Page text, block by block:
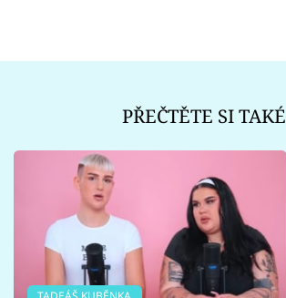
PŘEČTĚTE SI TAKÉ